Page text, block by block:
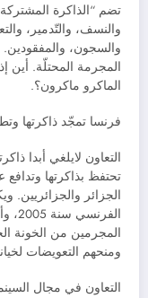
والنسف، والتّدمير،
والسجون،
المجرمة المحتلّة. أين
الماكرو ماكرون؟.
فرنسا تمجّد ذاكرتها
التعاون لايلغي أبدا
تحتفظ بذاكرتها
الجزائر والجزائريين.
المجرمين من الخونة
ومنحهم التعويضات
التعاون في مجال